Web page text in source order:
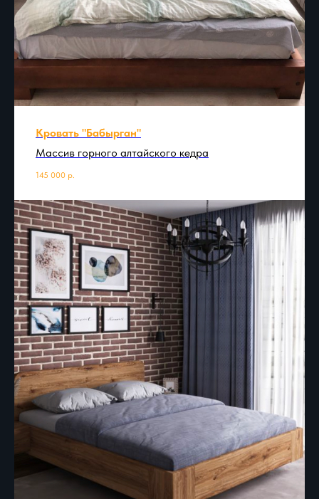
Кровать "Бабырган"
Массив горного алтайского кедра
145 000 р.